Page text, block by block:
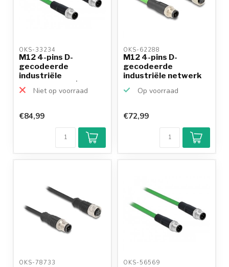
OKS-33234
M12 4-pins D-
gecodeerde
industriële
netwerkkabel | CAT5e
...
Niet op voorraad
€84,99
OKS-62288
M12 4-pins D-
gecodeerde
industriële netwerk
Op voorraad
€72,99
OKS-78733 OKS-56569